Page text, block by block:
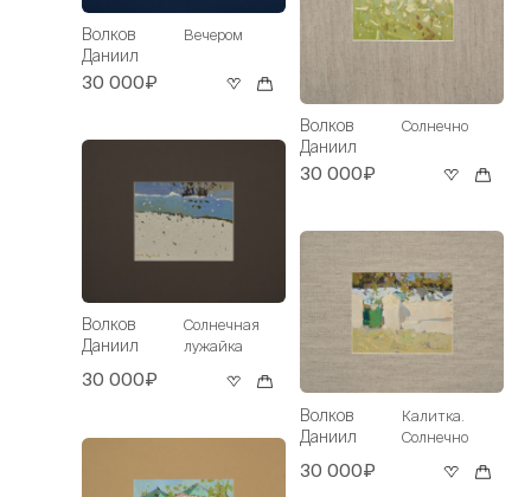
Волков
Даниил
Вечером
30 000₽
Волков
Даниил
Солнечная
лужайка
30 000₽
Волков
Даниил
Солнечно
30 000₽
Волков
Даниил
Калитка.
Солнечно
30 000₽